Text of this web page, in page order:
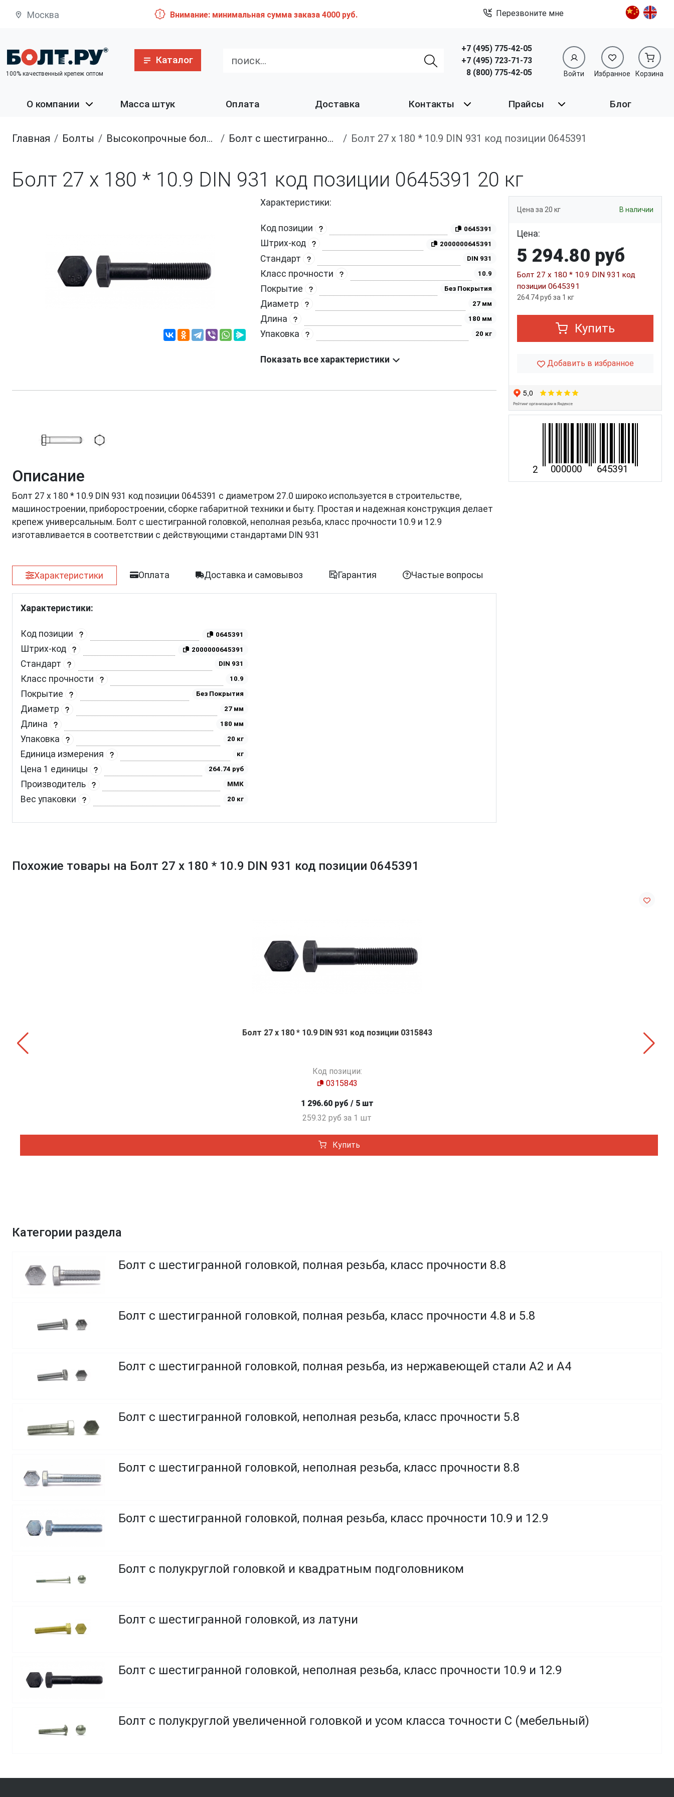
Москва Внимание: минимальная сумма заказа 4000 руб. Перезвоните мне
100% качественный крепеж оптом
Каталог
+7 (495) 775-42-05
+7 (495) 723-71-73
8 (800) 775-42-05
Войти Избранное Корзина
О компании Масса штук Оплата Доставка Контакты Прайсы Блог
Главная болты высокопрочные болты Болт с шестигранной головкой, неполная резьба, класс прочности 10.9 и 12.9 Болт 27 х 180 * 10.9 DIN 931 код позиции 0645391
Болт 27 х 180 * 10.9 DIN 931 код позиции 0645391 20 кг
Характеристики:
Код позиции 0645391
Штрих-код 2000000645391
Стандарт DIN 931
Класс прочности 10.9
Покрытие Без Покрытия
Диаметр 27 мм
Длина 180 мм
Упаковка 20 кг
Показать все характеристики
Описание
Болт 27 х 180 * 10.9 DIN 931 код позиции 0645391 с диаметром 27.0 широко используется в строительстве,
машиностроении, приборостроении, сборке габаритной техники и быту. Простая и надежная конструкция делает
крепеж универсальным. Болт с шестигранной головкой, неполная резьба, класс прочности 10.9 и 12.9
изготавливается в соответствии с действующими стандартами DIN 931
Характеристики Оплата Доставка и самовывоз Гарантия Частые вопросы
Характеристики:
Код позиции 0645391
Штрих-код 2000000645391
Стандарт DIN 931
Класс прочности 10.9
Покрытие Без Покрытия
Диаметр 27 мм
Длина 180 мм
Упаковка 20 кг
Единица измерения кг
Цена 1 единицы 264.74 руб
Производитель ММК
Вес упаковки 20 кг
Цена за 20 кг В наличии
Цена:
5 294.80 руб
Болт 27 х 180 * 10.9 DIN 931 код
позиции 0645391
264.74 руб за 1 кг
Купить
Добавить в избранное
Похожие товары на Болт 27 х 180 * 10.9 DIN 931 код позиции 0645391
Болт 27 х 180 * 10.9 DIN 931 код позиции 0315843
Код позиции:
0315843
1 296.60 руб / 5 шт
259.32 руб за 1 шт
Купить
Категории раздела
Болт с шестигранной головкой, полная резьба, класс прочности 8.8
Болт с шестигранной головкой, полная резьба, класс прочности 4.8 и 5.8
Болт с шестигранной головкой, полная резьба, из нержавеющей стали A2 и A4
Болт с шестигранной головкой, неполная резьба, класс прочности 5.8
Болт с шестигранной головкой, неполная резьба, класс прочности 8.8
Болт с шестигранной головкой, полная резьба, класс прочности 10.9 и 12.9
Болт с полукруглой головкой и квадратным подголовником
Болт с шестигранной головкой, из латуни
Болт с шестигранной головкой, неполная резьба, класс прочности 10.9 и 12.9
Болт с полукруглой увеличенной головкой и усом класса точности C (мебельный)